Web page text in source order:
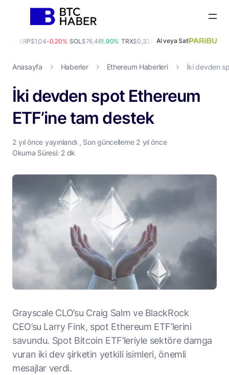
XRP$1,04-0.20% SOL$76,461.90% TRX$0,330.30% DOGE$0,07-0.40%
Al veya Sat
Anasayfa Haberler Ethereum Haberleri İki devden
İki devden spot Ethereum
ETF’ine tam destek
2 yılönce yayınlandı , Son güncelleme 2 yılönce
Okuma Süresi: 2 dk
Grayscale CLO’su Craig Salm ve BlackRock
CEO’su Larry Fink, spot Ethereum ETF’lerini
savundu. Spot Bitcoin ETF’leriyle sektöre damga
vuran iki dev şirketin yetkili isimleri, önemli
mesajlar verdi.